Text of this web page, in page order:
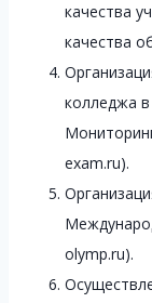
качества
качества
колледжа
exam.ru).
olymp.ru).